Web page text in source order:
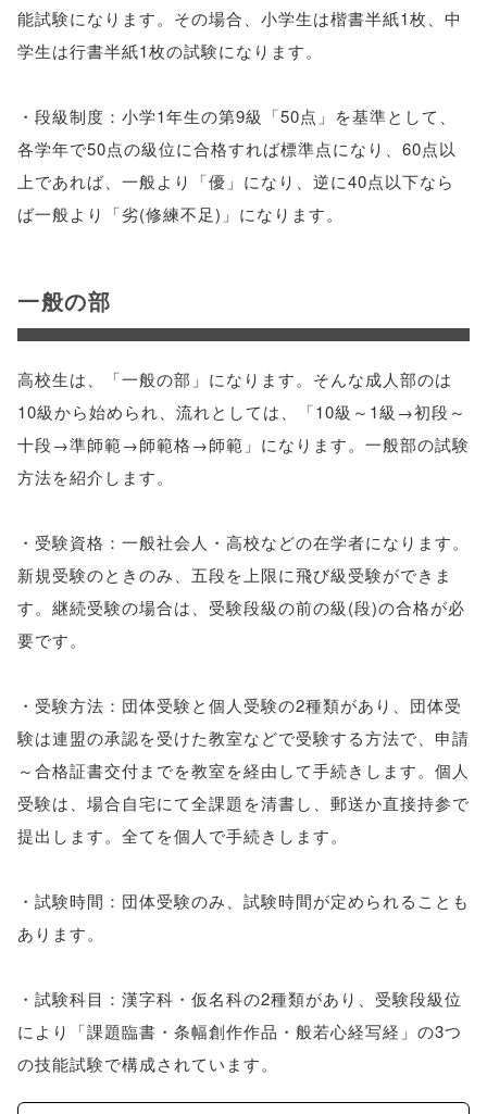
能試験になります。その場合、小学生は楷書半紙1枚、中
学生は行書半紙1枚の試験になります。
・段級制度：小学1年生の第9級「50点」を基準として、
各学年で50点の級位に合格すれば標準点になり、60点以
上であれば、一般より「優」になり、逆に40点以下なら
ば一般より「劣(修練不足)」になります。
一般の部
高校生は、「一般の部」になります。そんな成人部のは
10級から始められ、流れとしては、「10級～1級→初段～
十段→準師範→師範格→師範」になります。一般部の試験
方法を紹介します。
・受験資格：一般社会人・高校などの在学者になります。
新規受験のときのみ、五段を上限に飛び級受験ができま
す。継続受験の場合は、受験段級の前の級(段)の合格が必
要です。
・受験方法：団体受験と個人受験の2種類があり、団体受
験は連盟の承認を受けた教室などで受験する方法で、申請
～合格証書交付までを教室を経由して手続きします。個人
受験は、場合自宅にて全課題を清書し、郵送か直接持参で
提出します。全てを個人で手続きします。
・試験時間：団体受験のみ、試験時間が定められることも
あります。
・試験科目：漢字科・仮名科の2種類があり、受験段級位
により「課題臨書・条幅創作作品・般若心経写経」の3つ
の技能試験で構成されています。